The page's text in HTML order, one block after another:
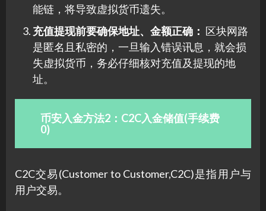
能链，将导致虚拟货币遗失。
充值提现前要确保地址、金额正确： 区块网路
是匿名且私密的，一旦输入错误讯息，就会损
失虚拟货币，务必仔细核对充值及提现的地
址。
币安入金方法2：C2C入金储值(手续费
0)
C2C交易(Customer to Customer,C2C)是指用户与
用户交易。